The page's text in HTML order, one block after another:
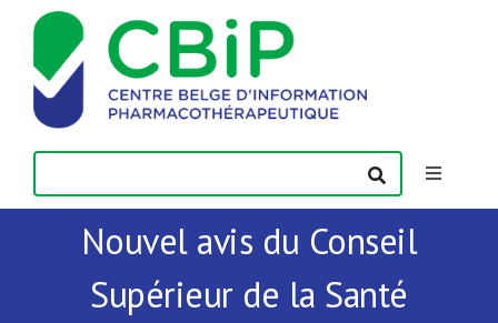
Passer
contenu
Toggle
Actualités
Publications
Nouvel avis du Conseil
Supérieur de la Santé